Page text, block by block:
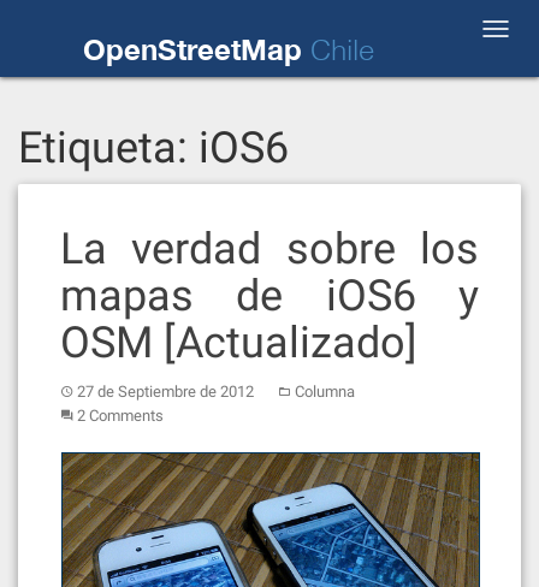
OpenStreetMap Chile
Etiqueta: iOS6
La verdad sobre los
mapas de iOS6 y
OSM [Actualizado]
27 de Septiembre de 2012
Columna
2 Comments